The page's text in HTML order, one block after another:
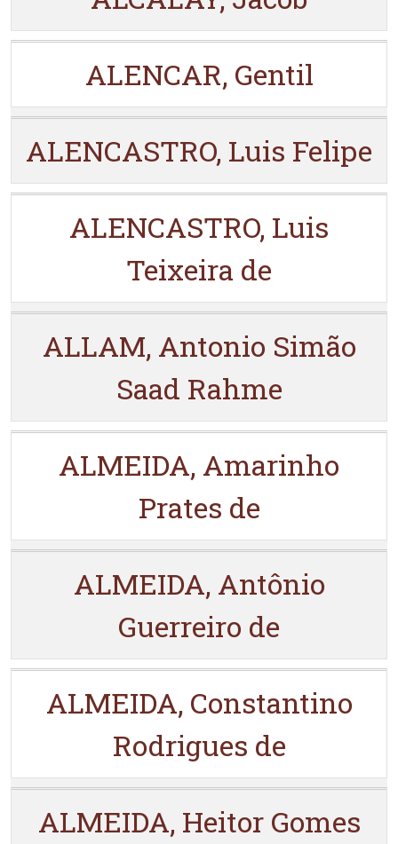
ALENCAR, Gentil
ALENCASTRO, Luis Felipe
ALENCASTRO, Luis
Teixeira de
ALLAM, Antonio Simão
Saad Rahme
ALMEIDA, Amarinho
Prates de
ALMEIDA, Antônio
Guerreiro de
ALMEIDA, Constantino
Rodrigues de
ALMEIDA, Heitor Gomes